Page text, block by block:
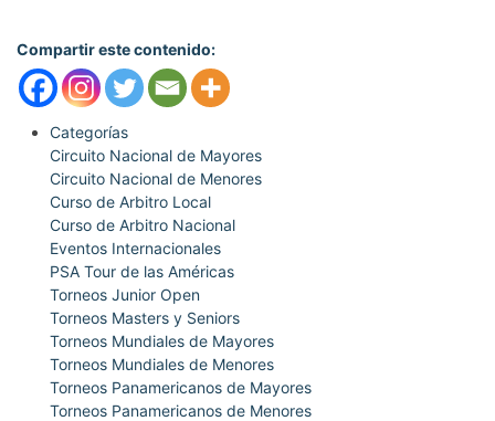
Compartir este contenido:
Categorías
Circuito Nacional de Mayores
Circuito Nacional de Menores
Curso de Arbitro Local
Curso de Arbitro Nacional
Eventos Internacionales
PSA Tour de las Américas
Torneos Junior Open
Torneos Masters y Seniors
Torneos Mundiales de Mayores
Torneos Mundiales de Menores
Torneos Panamericanos de Mayores
Torneos Panamericanos de Menores